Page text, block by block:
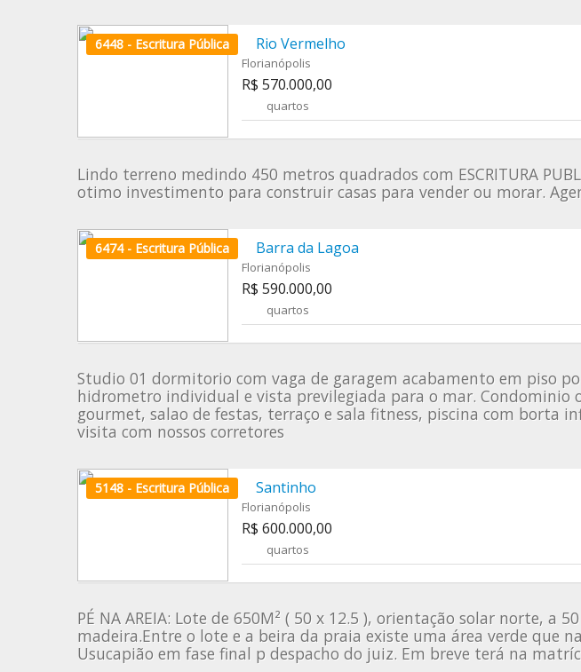
6448 - Escritura Pública Rio Vermelho
Florianópolis
R$ 570.000,00
quartos
Lindo terreno medindo 450 metros quadrados com ESCRITURA
otimo investimento para construir casas para vender ou morar.
6474 - Escritura Pública Barra da Lagoa
Florianópolis
R$ 590.000,00
quartos
Studio 01 dormitorio com vaga de garagem acabamento em piso
hidrometro individual e vista previlegiada para o mar. Condominio
gourmet, salao de festas, terraço e sala fitness, piscina com borta
visita com nossos corretores
5148 - Escritura Pública Santinho
Florianópolis
R$ 600.000,00
quartos
PÉ NA AREIA: Lote de 650M² ( 50 x 12.5 ), orientação solar norte,
madeira.Entre o lote e a beira da praia existe uma área verde que
Usucapião em fase final p despacho do juiz. Em breve terá na